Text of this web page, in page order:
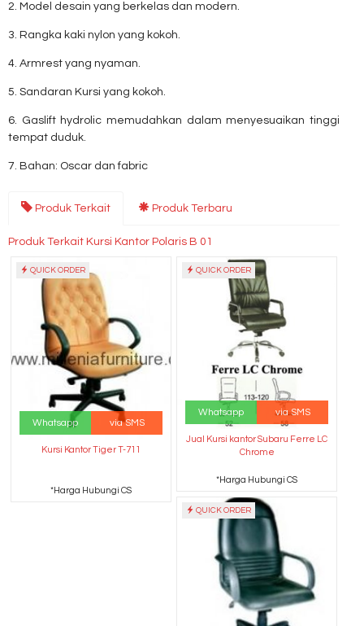
2. Model desain yang berkelas dan modern.
3. Rangka kaki nylon yang kokoh.
4. Armrest yang nyaman.
5. Sandaran Kursi yang kokoh.
6. Gaslift hydrolic memudahkan dalam menyesuaikan tinggi
tempat duduk.
7. Bahan: Oscar dan fabric
Produk Terkait Produk Terbaru
Produk Terkait Kursi Kantor Polaris B 01
QUICK ORDER
Whatsapp via SMS
Kursi Kantor Tiger T-711
*Harga Hubungi CS
QUICK ORDER
Whatsapp via SMS
Jual Kursi kantor Subaru Ferre LC
Chrome
*Harga Hubungi CS
QUICK ORDER